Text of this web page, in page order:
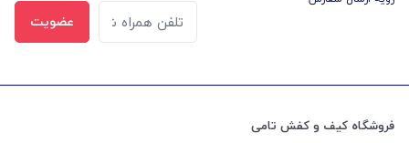
عضویت
فروشگاه کیف و کفش تامی